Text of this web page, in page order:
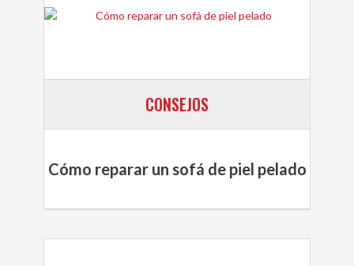
CONSEJOS
Cómo reparar un sofá de piel pelado